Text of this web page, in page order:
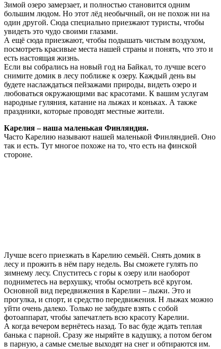
Зимой озеро замерзает, и полностью становится одним
большим людом. Но этот лёд необычный, он не похож ни на
один другой. Сюда специально приезжают туристы, чтобы
увидеть это чудо своими глазами.
А ещё сюда приезжают, чтобы подышать чистым воздухом,
посмотреть красивые места нашей страны и понять, что это и
есть настоящая жизнь.
Если вы собрались на новый год на Байкал, то лучше всего
снимите домик в лесу поближе к озеру. Каждый день вы
будете наслаждаться пейзажами природы, видеть озеро и
любоваться окружающими вас красотами. К вашим услугам
народные гуляния, катание на лыжах и коньках. А также
праздники, которые проводят местные жители.
Карелия – наша маленькая Финляндия.
Часто Карелию называют нашей маленькой Финляндией. Оно
так и есть. Тут многое похоже на то, что есть на финской
стороне.
Лучше всего приезжать в Карелию семьёй. Снять домик в
лесу и прожить в нём пару недель. Вы сможете гулять по
зимнему лесу. Спуститесь с горы к озеру или наоборот
подниметесь на верхушку, чтобы осмотреть всё кругом.
Основной вид передвижения в Карелии – лыжи. Это и
прогулка, и спорт, и средство передвижения. Н лыжах можно
уйти очень далеко. Только не забудьте взять с собой
фотоаппарат, чтобы запечатлеть всю красоту Карелии.
А когда вечером вернётесь назад. То вас буде ждать теплая
банька с парной. Сразу же ныряйте в кадушку, а потом бегом
в парную, а самые смелые выходят на снег и обтираются им.